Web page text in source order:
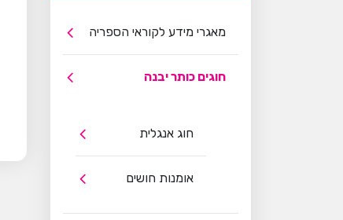
מאגרי מידע לקוראי הספריה
חוגים כותר יבנה
חוג אנגלית
אומנות חושים